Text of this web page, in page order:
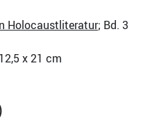
Holocaustliteratur; Bd. 3
x 21 cm